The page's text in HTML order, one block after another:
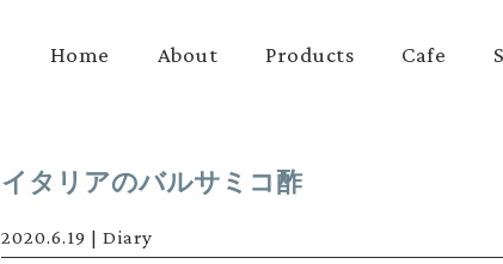
Home About Products Cafe
イタリアのバルサミコ酢
2020.6.19 | Diary